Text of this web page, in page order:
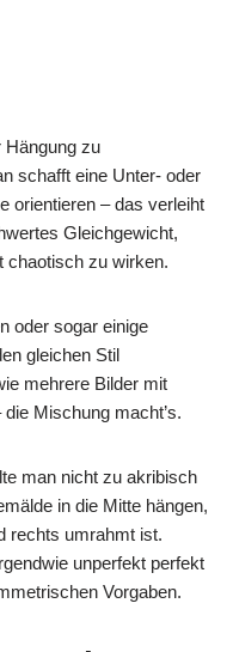
Hängung zu
schafft eine Unter- oder
orientieren – das verleiht
Gleichgewicht,
chaotisch zu wirken.
oder sogar einige
gleichen Stil
mehrere Bilder mit
Mischung macht’s.
man nicht zu akribisch
in die Mitte hängen,
rechts umrahmt ist.
unperfekt perfekt
Vorgaben.